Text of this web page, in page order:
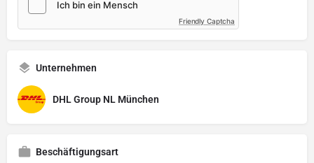
Friendly Captcha
Unternehmen
DHL Group NL München
Beschäftigungsart